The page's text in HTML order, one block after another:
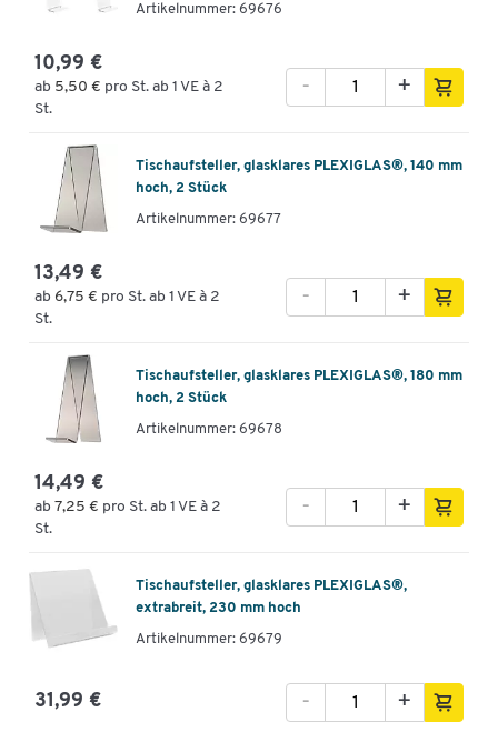
Artikelnummer: 69676
10,99 €
ab 5,50 € pro St. ab 1 VE à 2
St.
+
-
Tischaufsteller, glasklares PLEXIGLAS®, 140 mm
hoch, 2 Stück
Artikelnummer: 69677
13,49 €
ab 6,75 € pro St. ab 1 VE à 2
St.
+
-
Tischaufsteller, glasklares PLEXIGLAS®, 180 mm
hoch, 2 Stück
Artikelnummer: 69678
14,49 €
ab 7,25 € pro St. ab 1 VE à 2
St.
+
-
Tischaufsteller, glasklares PLEXIGLAS®,
extrabreit, 230 mm hoch
Artikelnummer: 69679
31,99 € +
-